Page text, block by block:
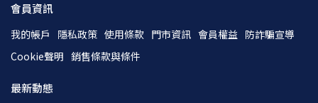
會員資訊
我的帳戶 隱私政策 使用條款 門市資訊 會員權益 防詐騙宣導
Cookie聲明 銷售條款與條件
最新動態